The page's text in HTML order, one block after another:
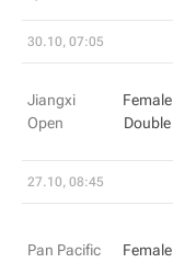
30.10, 07:05
Jiangxi
Open
Female
Double
27.10, 08:45
Pan Pacific
Female